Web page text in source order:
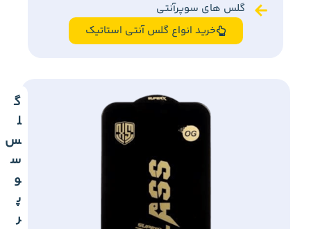
گلس های سوپرآنتی
خرید انواع گلس آنتی استاتیک
گ
ل
س
س
و
پ
ر